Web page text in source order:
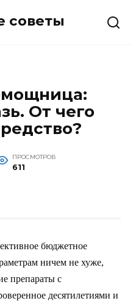
советы
От чего
ПРОСМОТРОВ
611
бюджетное
ничем не хуже,
препараты с
десятилетиями и